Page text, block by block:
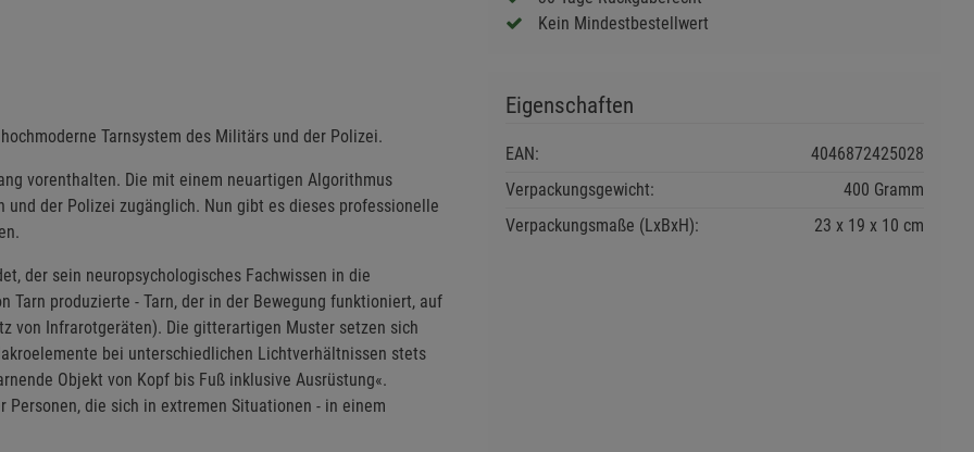
Kein Mindestbestellwert
Tarnsystem des Militärs und der Polizei.
vorenthalten. Die mit einem neuartigen Algorithmus
der Polizei zugänglich. Nun gibt es dieses professionelle
der sein neuropsychologisches Fachwissen in die
produzierte - Tarn, der in der Bewegung funktioniert, auf
von Infrarotgeräten). Die gitterartigen Muster setzen sich
bei unterschiedlichen Lichtverhältnissen stets
Objekt von Kopf bis Fuß inklusive Ausrüstung«.
die sich in extremen Situationen - in einem
Eigenschaften
EAN:
4046872425028
Verpackungsgewicht:
400 Gramm
Verpackungsmaße (LxBxH):
23 19 10 cm